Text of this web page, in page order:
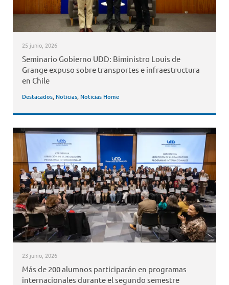
25 junio, 2026
Seminario Gobierno UDD: Biministro Louis de
Grange expuso sobre transportes e infraestructura
en Chile
Destacados, Noticias, Noticias Home
23 junio, 2026
Más de 200 alumnos participarán en programas
internacionales durante el segundo semestre